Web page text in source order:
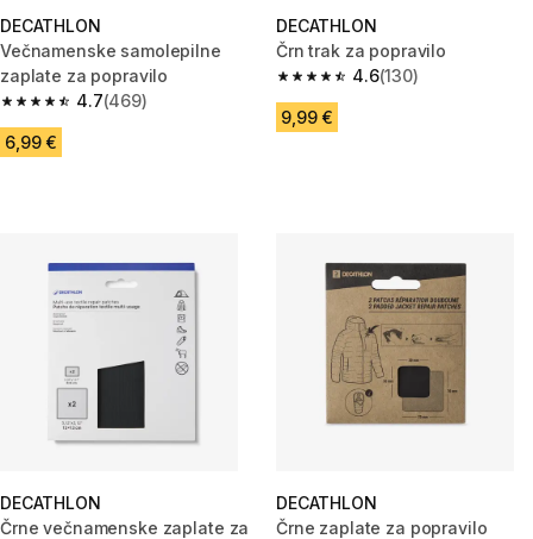
DECATHLON
Večnamenske samolepilne
zaplate za popravilo
4.7
4.7 od 5 zvezdic from 469 ocene
(469)
6,99 €
DECATHLON
Črn trak za popravilo
4.6
4.6 od 5 zvezdic from 130
(130)
9,99 €
DECATHLON
Črne večnamenske zaplate za
DECATHLON
Črne zaplate za popravilo